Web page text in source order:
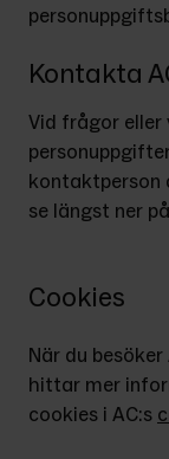
Kontakta
Vid frågor eller
kontaktperson
se längst ner
Cookies
När du
hittar mer
cookies i AC:s